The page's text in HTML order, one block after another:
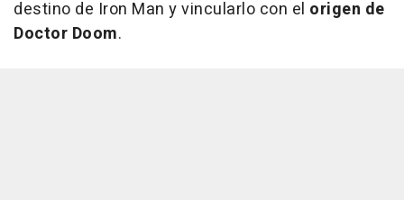
destino de Iron Man y vincularlo con el origen de
Doctor Doom.